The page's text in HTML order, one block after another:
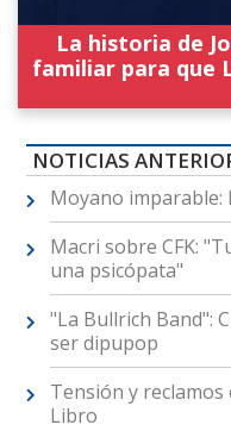
La historia de
familiar para que
NOTICIAS
Moyano imparable:
Macri sobre CFK:
una psicópata"
"La Bullrich Band":
ser dipupop
Tensión y
Libro